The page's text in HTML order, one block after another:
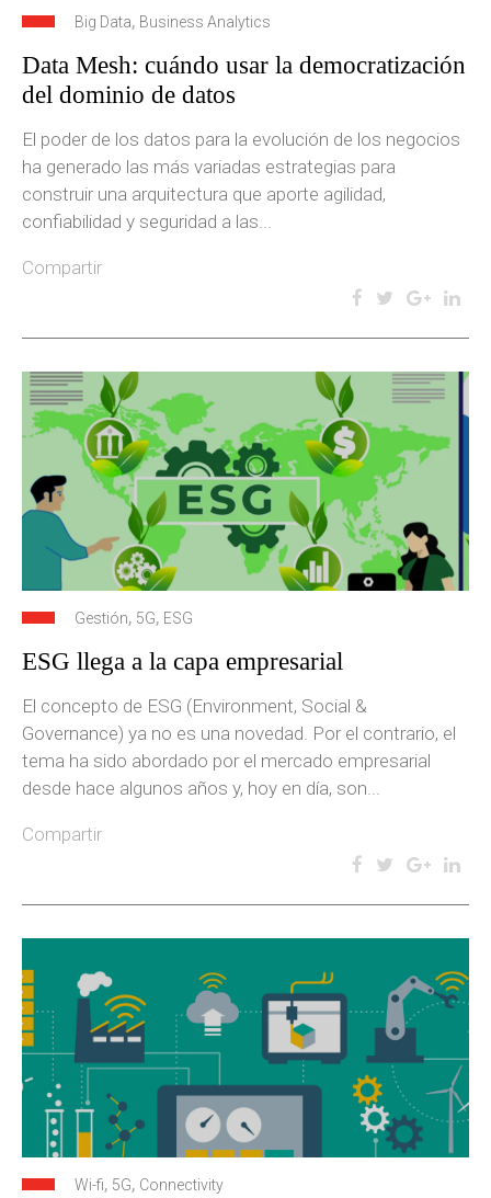
Big Data, Business Analytics
Data Mesh: cuándo usar la democratización
del dominio de datos
El poder de los datos para la evolución de los negocios
ha generado las más variadas estrategias para
construir una arquitectura que aporte agilidad,
confiabilidad y seguridad a las...
Compartir
Gestión, 5G, ESG
ESG llega a la capa empresarial
El concepto de ESG (Environment, Social &
Governance) ya no es una novedad. Por el contrario, el
tema ha sido abordado por el mercado empresarial
desde hace algunos años y, hoy en día, son...
Compartir
Wi-fi, 5G, Connectivity